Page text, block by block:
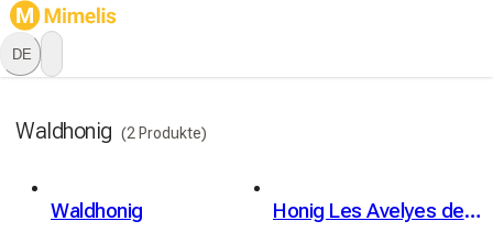
DE
Waldhonig (2 Produkte)
Waldhonig Honig Les Avelyes de Fermens